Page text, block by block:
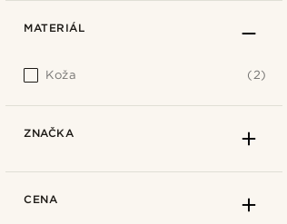
MATERIÁL
Koža (2)
ZNAČKA
CENA